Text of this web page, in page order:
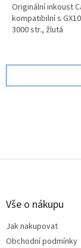
Originální inkoust
kompatibilní s
3000 str., žlutá
Z
Vše o nákupu
Jak nakupovat
Obchodní podmínky